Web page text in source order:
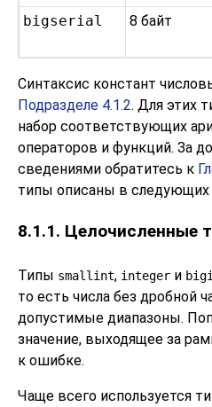
bigserial 8 байт
Синтаксис констант
Подразделе 4.1.2. Для этих
набор соответствующих
операторов и функций. За
сведениями обратитесь к
типы описаны в следующих
8.1.1. Целочисленные
Типы smallint, integer и
то есть числа без дробной
допустимые диапазоны.
значение, выходящее за
к ошибке.
Чаще всего используется